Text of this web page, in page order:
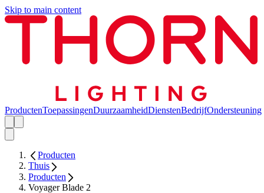
Skip to main content
ProductenToepassingenDuurzaamheidDienstenBedrijfOndersteuning
Producten
Thuis
Producten
Voyager Blade 2